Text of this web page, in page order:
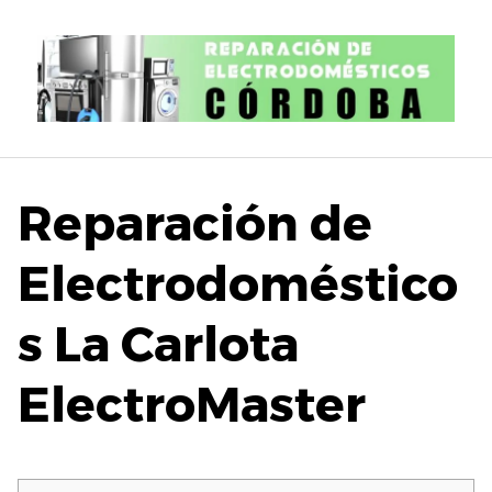
Reparación de
Electrodoméstico
s La Carlota
ElectroMaster